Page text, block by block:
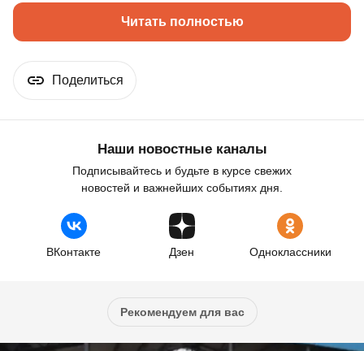
Читать полностью
Поделиться
Наши новостные каналы
Подписывайтесь и будьте в курсе свежих
новостей и важнейших событиях дня.
ВКонтакте Дзен Одноклассники
Рекомендуем для вас